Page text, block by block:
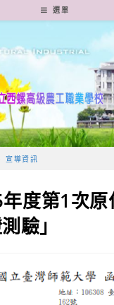
選單
宣導資訊
度第1次原
驗」